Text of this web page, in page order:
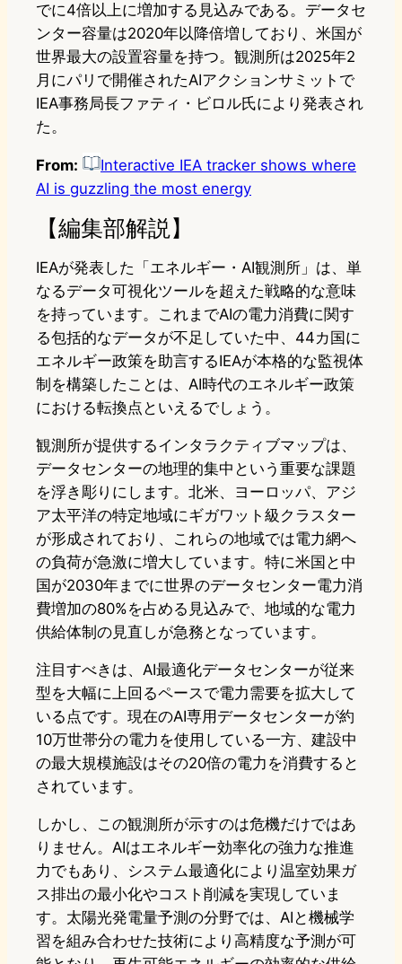
でに4倍以上に増加する見込みである。データセ
ンター容量は2020年以降倍増しており、米国が
世界最大の設置容量を持つ。観測所は2025年2
月にパリで開催されたAIアクションサミットで
IEA事務局長ファティ・ビロル氏により発表され
た。
From:
Interactive IEA tracker shows where
AI is guzzling the most energy
【編集部解説】
IEAが発表した「エネルギー・AI観測所」は、単
なるデータ可視化ツールを超えた戦略的な意味
を持っています。これまでAIの電力消費に関す
る包括的なデータが不足していた中、44カ国に
エネルギー政策を助言するIEAが本格的な監視体
制を構築したことは、AI時代のエネルギー政策
における転換点といえるでしょう。
観測所が提供するインタラクティブマップは、
データセンターの地理的集中という重要な課題
を浮き彫りにします。北米、ヨーロッパ、アジ
ア太平洋の特定地域にギガワット級クラスター
が形成されており、これらの地域では電力網へ
の負荷が急激に増大しています。特に米国と中
国が2030年までに世界のデータセンター電力消
費増加の80%を占める見込みで、地域的な電力
供給体制の見直しが急務となっています。
注目すべきは、AI最適化データセンターが従来
型を大幅に上回るペースで電力需要を拡大して
いる点です。現在のAI専用データセンターが約
10万世帯分の電力を使用している一方、建設中
の最大規模施設はその20倍の電力を消費すると
されています。
しかし、この観測所が示すのは危機だけではあ
りません。AIはエネルギー効率化の強力な推進
力でもあり、システム最適化により温室効果ガ
ス排出の最小化やコスト削減を実現していま
す。太陽光発電量予測の分野では、AIと機械学
習を組み合わせた技術により高精度な予測が可